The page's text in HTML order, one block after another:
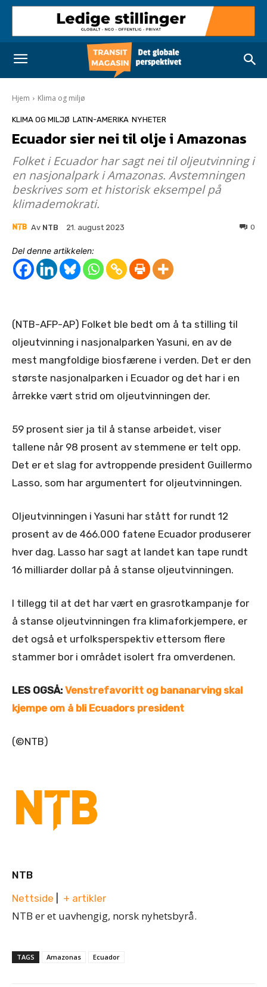
Hjem Klima og miljø
KLIMA OG MILJØ LATIN-AMERIKA NYHETER
Ecuador sier nei til olje i Amazonas
Folket i Ecuador har sagt nei til oljeutvinning i
en nasjonalpark i Amazonas. Avstemningen
beskrives som et historisk eksempel på
klimademokrati.
Av NTB 21. august 2023 0
Del denne artikkelen:
(NTB-AFP-AP) Folket ble bedt om å ta stilling til
oljeutvinning i nasjonalparken Yasuni, en av de
mest mangfoldige biosfærene i verden. Det er den
største nasjonalparken i Ecuador og det har i en
årrekke vært strid om oljeutvinningen der.
59 prosent sier ja til å stanse arbeidet, viser
tallene når 98 prosent av stemmene er telt opp.
Det er et slag for avtroppende president Guillermo
Lasso, som har argumentert for oljeutvinningen.
Oljeutvinningen i Yasuni har stått for rundt 12
prosent av de 466.000 fatene Ecuador produserer
hver dag. Lasso har sagt at landet kan tape rundt
16 milliarder dollar på å stanse oljeutvinningen.
I tillegg til at det har vært en grasrotkampanje for
å stanse oljeutvinningen fra klimaforkjempere, er
det også et urfolksperspektiv ettersom flere
stammer bor i området isolert fra omverdenen.
LES OGSÅ: Venstrefavoritt og bananarving skal
kjempe om å bli Ecuadors president
(©NTB)
NTB
Nettside
+ artikler
NTB er et uavhengig, norsk nyhetsbyrå.
TAGS Amazonas Ecuador